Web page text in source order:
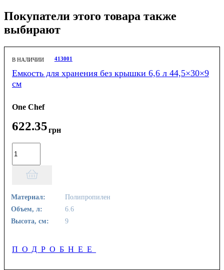
Покупатели этого товара также
выбирают
В НАЛИЧИИ 413001
Емкость для хранения без крышки 6,6 л 44,5×30×9
см
One Chef
622.35грн
Материал:
Полипропилен
Объем, л:
6.6
Высота, см:
9
ПОДРОБНЕЕ